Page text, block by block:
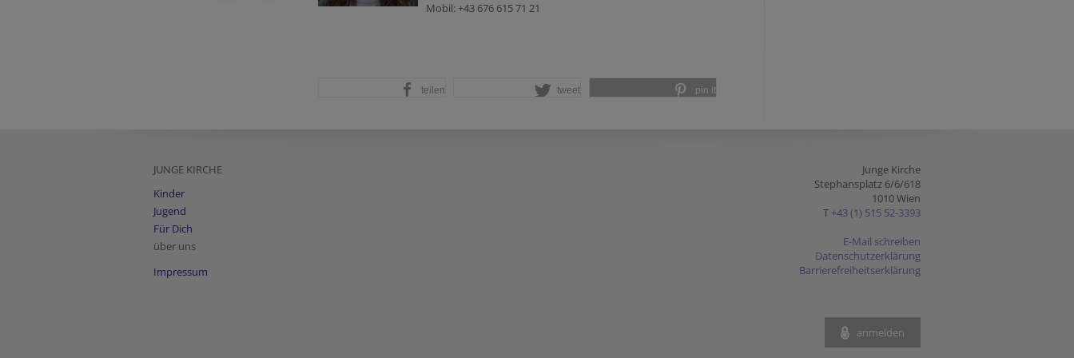
Mobil: +43 676 615 71 21
teilen tweet pin it
JUNGE KIRCHE
Kinder
Jugend
Für Dich
über uns
Impressum
Junge Kirche
Stephansplatz 6/6/618
1010 Wien
T +43 (1) 515 52-3393
E-Mail schreiben
Datenschutzerklärung
Barrierefreiheitserklärung
anmelden